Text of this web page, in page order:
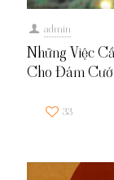
admin
Những Việc
Cho Đám
33